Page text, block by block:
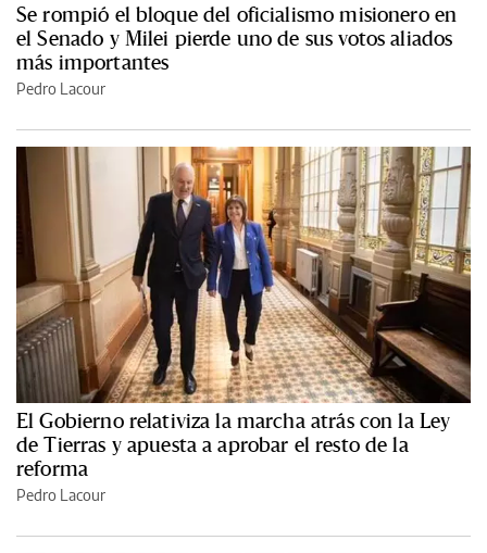
Se rompió el bloque del oficialismo misionero en
el Senado y Milei pierde uno de sus votos aliados
más importantes
Pedro Lacour
El Gobierno relativiza la marcha atrás con la Ley
de Tierras y apuesta a aprobar el resto de la
reforma
Pedro Lacour